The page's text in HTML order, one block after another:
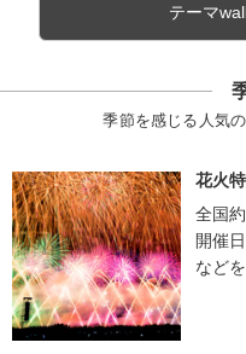
テーマ
季節を感じる人気
花火
全国
開催
など